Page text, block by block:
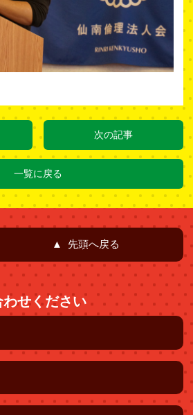
次の記事
一覧に戻る
▲ 先頭へ戻る
せください